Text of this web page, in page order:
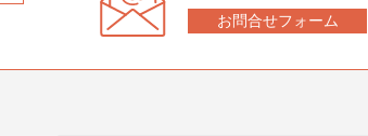
お問合せフォーム